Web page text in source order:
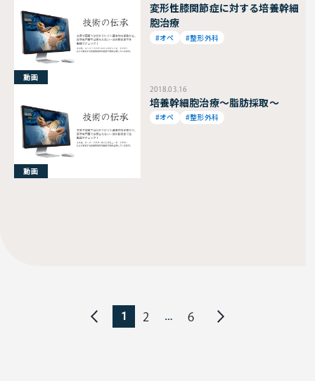
変形性膝関節症に対する培養幹細
胞治療
#オペ #整形外科
動画
2018.03.16
培養幹細胞治療～脂肪採取～
#オペ #整形外科
動画
1 2 … 6